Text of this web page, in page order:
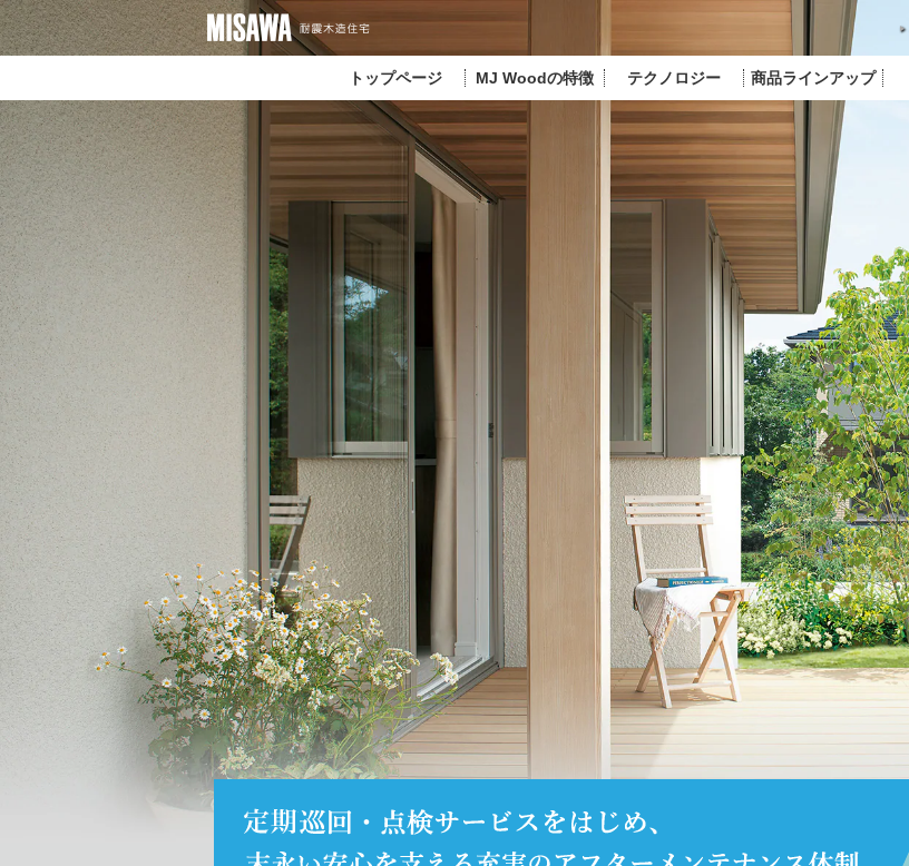
トップページ MJ Woodの特徴 テクノロジー 商品ラインアップ